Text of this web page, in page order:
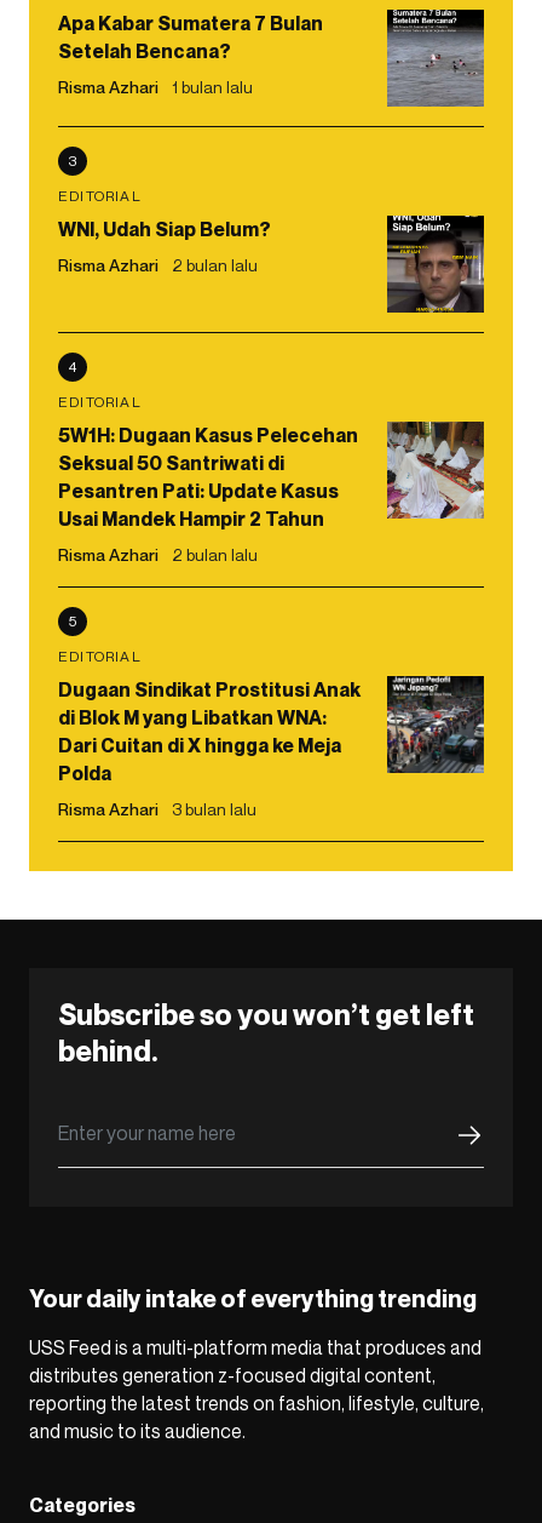
Apa Kabar Sumatera 7 Bulan
Setelah Bencana?
Risma Azhari 1 bulan lalu
3
EDITORIAL
WNI, Udah Siap Belum?
Risma Azhari 2 bulan lalu
4
EDITORIAL
5W1H: Dugaan Kasus Pelecehan
Seksual 50 Santriwati di
Pesantren Pati: Update Kasus
Usai Mandek Hampir 2 Tahun
Risma Azhari 2 bulan lalu
5
EDITORIAL
Dugaan Sindikat Prostitusi Anak
di Blok M yang Libatkan WNA:
Dari Cuitan di X hingga ke Meja
Polda
Risma Azhari 3 bulan lalu
Subscribe so you won’t get left
behind.
Your daily intake of everything trending
USS Feed is a multi-platform media that produces and
distributes generation z-focused digital content,
reporting the latest trends on fashion, lifestyle, culture,
and music to its audience.
Categories